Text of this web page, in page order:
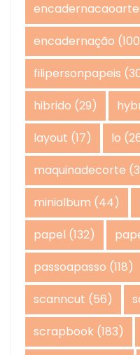
encadernação
filipersonpapeis
hibrido (29)
layout (17) lo
maquinadecorte
minialbum (44)
papel (132)
passoapasso (118)
scanncut (56)
scrapbook (183)